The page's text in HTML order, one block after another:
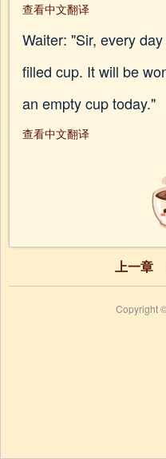
查看中文翻译
Waiter: "Sir, every
filled cup. It will be
an empty cup today."
查看中文翻译
上一章
Copyright